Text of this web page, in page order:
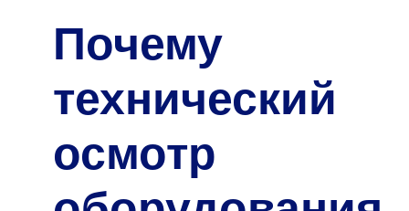
Почему
технический
осмотр